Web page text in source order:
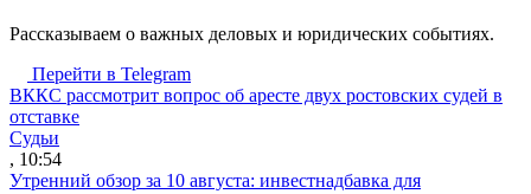
Рассказываем о важных деловых и юридических событиях.
Перейти в Telegram
ВККС рассмотрит вопрос об аресте двух ростовских судей в
отставке
Судьи
, 10:54
Утренний обзор за 10 августа: инвестнадбавка для